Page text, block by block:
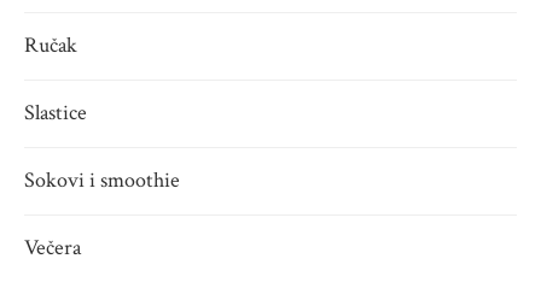
Ručak
Slastice
Sokovi i smoothie
Večera